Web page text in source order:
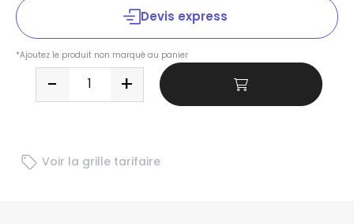
Devis express
*Ajoutez le produit non marqué au panier
Voir la grille tarifaire